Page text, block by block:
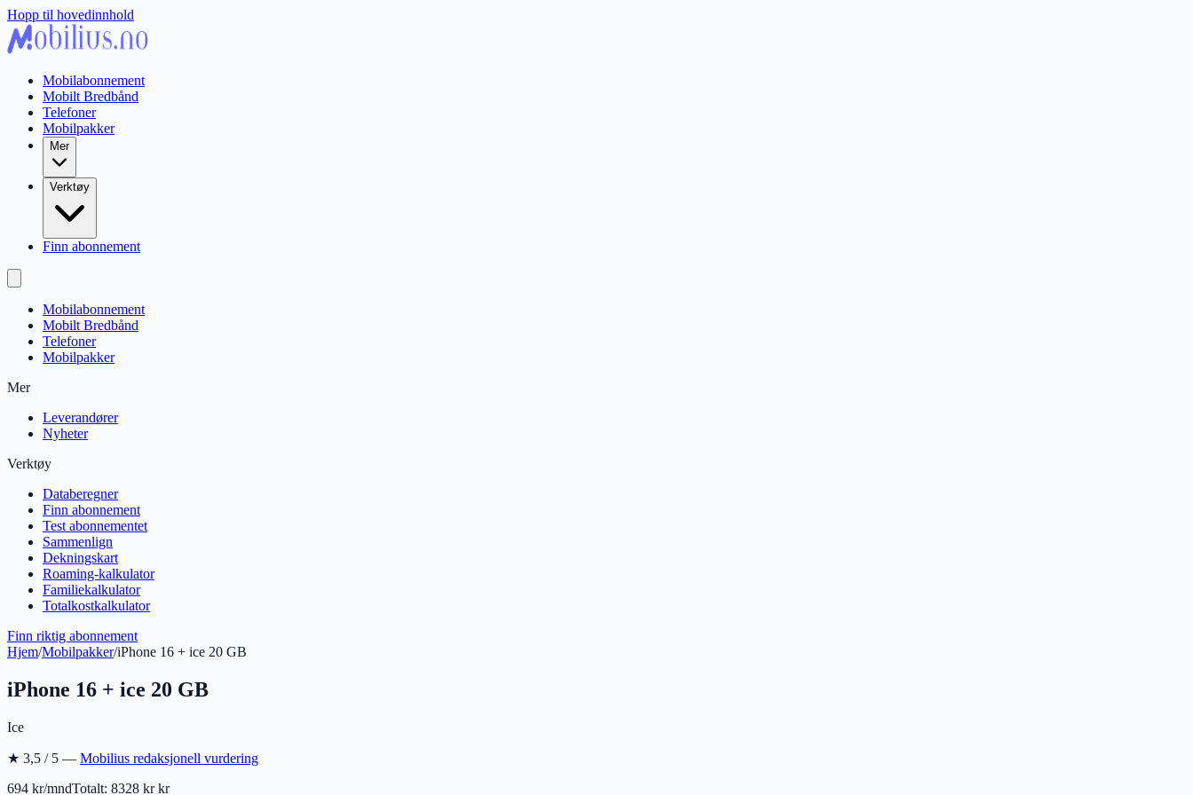
Hopp til hovedinnhold
Mobilabonnement
Mobilt Bredbånd
Telefoner
Mobilpakker
Mer
Verktøy
Finn abonnement
Mobilabonnement
Mobilt Bredbånd
Telefoner
Mobilpakker
Mer
Leverandører
Nyheter
Verktøy
Databeregner
Finn abonnement
Test abonnementet
Sammenlign
Dekningskart
Roaming-kalkulator
Familiekalkulator
Totalkostkalkulator
Finn riktig abonnement
Hjem/Mobilpakker/iPhone 16 + ice 20 GB
iPhone 16 + ice 20 GB
Ice
★ 3,5 / 5 — Mobilius redaksjonell vurdering
694 kr/mndTotalt: 8328 krkr